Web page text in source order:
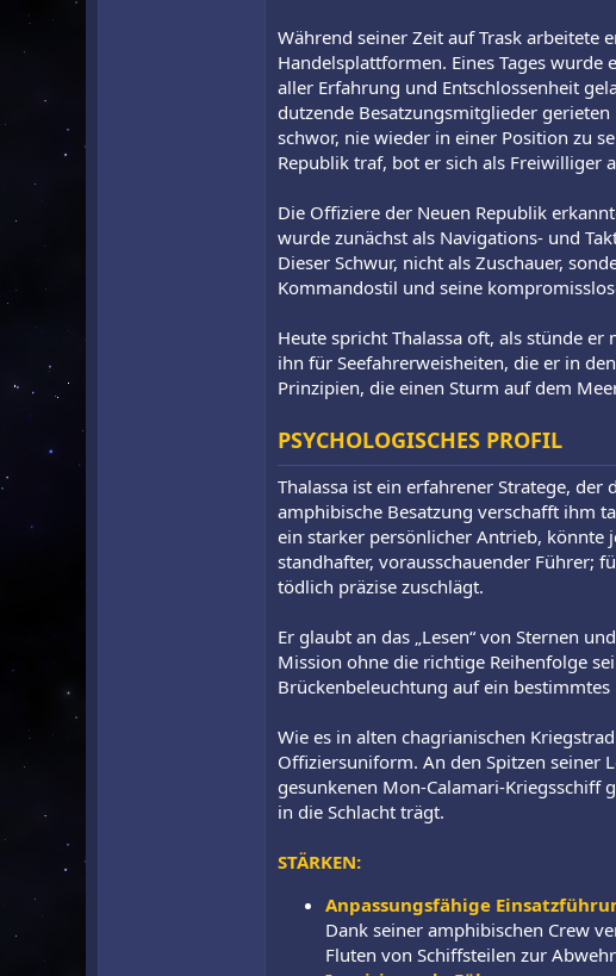
Während seiner Zeit auf Trask arbeitete
Handelsplattformen. Eines Tages
aller Erfahrung und Entschlossenheit
dutzende Besatzungsmitglieder
schwor, nie wieder in einer Position zu
Republik traf, bot er sich als Freiwilliger
Die Offiziere der Neuen Republik
wurde zunächst als Navigations- und
Dieser Schwur, nicht als Zuschauer,
Kommandostil und seine
Heute spricht Thalassa oft, als stünde
ihn für Seefahrerweisheiten, die er in
Prinzipien, die einen Sturm auf dem
PSYCHOLOGISCHES PROFIL
Thalassa ist ein erfahrener Stratege,
amphibische Besatzung verschafft ihm
ein starker persönlicher Antrieb, könnte
standhafter, vorausschauender Führer;
tödlich präzise zuschlägt.
Er glaubt an das „Lesen“ von Sternen
Mission ohne die richtige Reihenfolge
Brückenbeleuchtung auf ein
Wie es in alten chagrianischen
Offiziersuniform. An den Spitzen seiner
gesunkenen Mon-Calamari-Kriegsschiff
in die Schlacht trägt.
STÄRKEN:
Anpassungsfähige
Dank seiner amphibischen Crew
Fluten von Schiffsteilen zur